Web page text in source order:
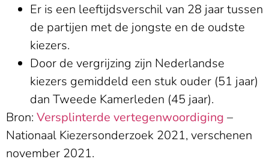
Er is een leeftijdsverschil van 28 jaar tussen
de partijen met de jongste en de oudste
kiezers.
Door de vergrijzing zijn Nederlandse
kiezers gemiddeld een stuk ouder (51 jaar)
dan Tweede Kamerleden (45 jaar).
Bron: Versplinterde vertegenwoordiging –
Nationaal Kiezersonderzoek 2021, verschenen
november 2021.